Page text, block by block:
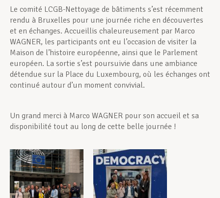
Le comité LCGB-Nettoyage de bâtiments s’est récemment
rendu à Bruxelles pour une journée riche en découvertes
et en échanges. Accueillis chaleureusement par Marco
WAGNER, les participants ont eu l’occasion de visiter la
Maison de l’histoire européenne, ainsi que le Parlement
européen. La sortie s’est poursuivie dans une ambiance
détendue sur la Place du Luxembourg, où les échanges ont
continué autour d’un moment convivial.
Un grand merci à Marco WAGNER pour son accueil et sa
disponibilité tout au long de cette belle journée !